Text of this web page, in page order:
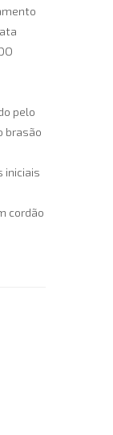
pelo
brasão
iniciais
cordão